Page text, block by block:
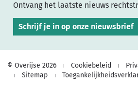
Ontvang het laatste nieuws
Schrijf je in op onze nieuwsbrief
© Overijse 2026 Cookiebeleid
Sitemap